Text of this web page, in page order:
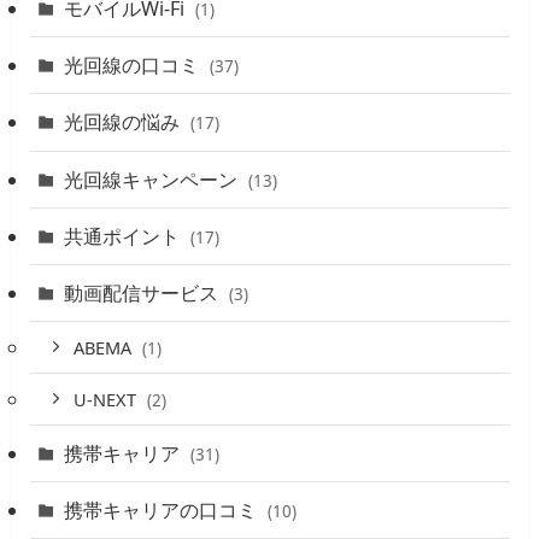
モバイルWi-Fi (1)
光回線の口コミ (37)
光回線の悩み (17)
光回線キャンペーン (13)
共通ポイント (17)
動画配信サービス (3)
ABEMA (1)
U-NEXT (2)
携帯キャリア (31)
携帯キャリアの口コミ (10)